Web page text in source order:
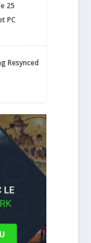
25
PC
Resynced